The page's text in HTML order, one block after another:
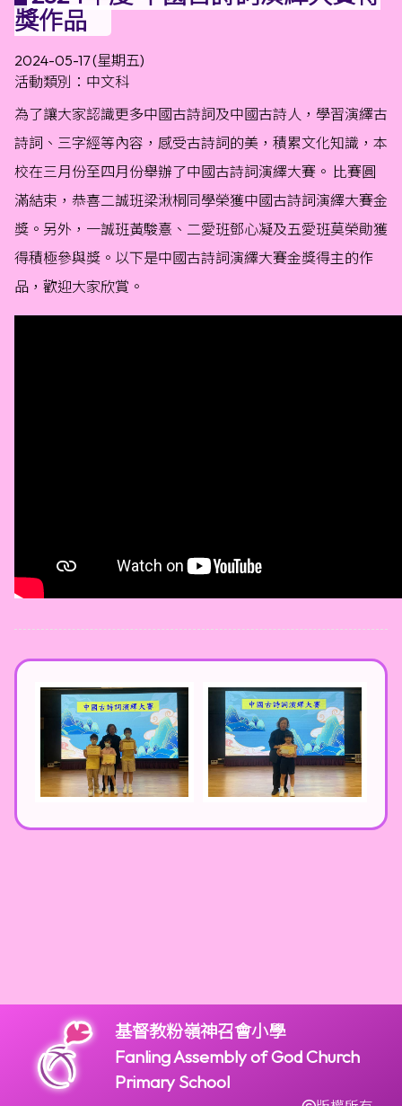
獎作品
2024-05-17 (星期五)
活動類別：中文科
為了讓大家認識更多中國古詩詞及中國古詩人，學習演繹古
詩詞、三字經等內容，感受古詩詞的美，積累文化知識，本
校在三月份至四月份舉辦了中國古詩詞演繹大賽。 比賽圓
滿結束，恭喜二誠班梁湫桐同學榮獲中國古詩詞演繹大賽金
獎。另外，一誠班黃駿憙、二愛班鄧心凝及五愛班莫榮勛獲
得積極參與獎。以下是中國古詩詞演繹大賽金獎得主的作
品，歡迎大家欣賞。
基督教粉嶺神召會小學
Fanling Assembly of God Church
Primary School